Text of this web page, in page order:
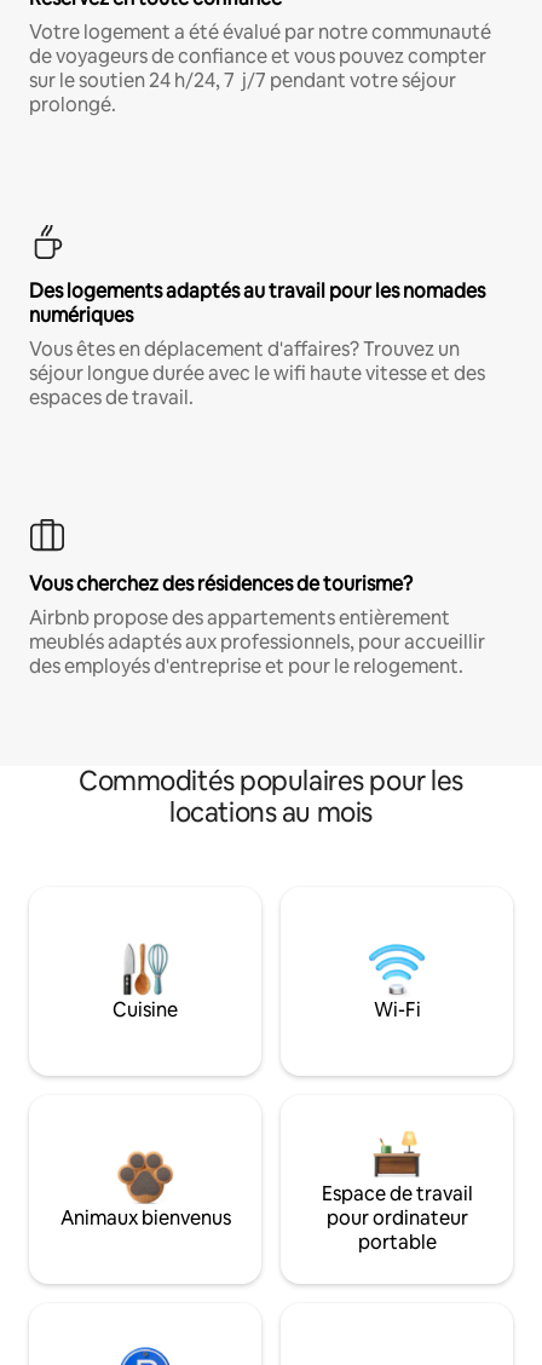
Votre logement a été évalué par notre communauté
de voyageurs de confiance et vous pouvez compter
sur le soutien 24 h/24, 7 j/7 pendant votre séjour
prolongé.
Des logements adaptés au travail pour les nomades
numériques
Vous êtes en déplacement d'affaires? Trouvez un
séjour longue durée avec le wifi haute vitesse et des
espaces de travail.
Vous cherchez des résidences de tourisme?
Airbnb propose des appartements entièrement
meublés adaptés aux professionnels, pour accueillir
des employés d'entreprise et pour le relogement.
Commodités populaires pour les
locations au mois
Cuisine Wi-Fi
Animaux bienvenus
Espace de travail
pour ordinateur
portable